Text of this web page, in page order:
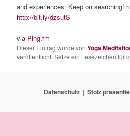
and experiences: Keep on searching!
http://bit.ly/dzsutS
via Ping.fm
Dieser Eintrag wurde vonYoga
veröffentlicht. Setze ein Lesezeichen für
Datenschutz Stolz